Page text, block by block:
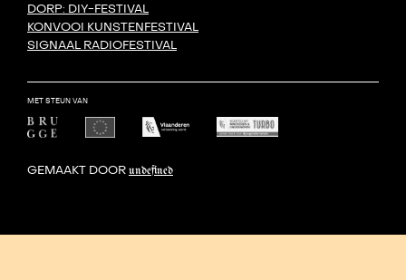
DORP: DIY-FESTIVAL
KONVOOI KUNSTENFESTIVAL
SIGNAAL RADIOFESTIVAL
MET STEUN VAN
GEMAAKT DOOR undefined